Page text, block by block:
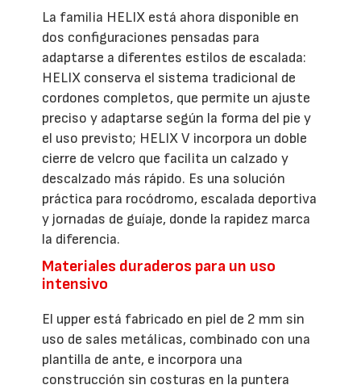
La familia HELIX está ahora disponible en
dos configuraciones pensadas para
adaptarse a diferentes estilos de escalada:
HELIX conserva el sistema tradicional de
cordones completos, que permite un ajuste
preciso y adaptarse según la forma del pie y
el uso previsto; HELIX V incorpora un doble
cierre de velcro que facilita un calzado y
descalzado más rápido. Es una solución
práctica para rocódromo, escalada deportiva
y jornadas de guíaje, donde la rapidez marca
la diferencia.
Materiales duraderos para un uso
intensivo
El upper está fabricado en piel de 2 mm sin
uso de sales metálicas, combinado con una
plantilla de ante, e incorpora una
construcción sin costuras en la puntera